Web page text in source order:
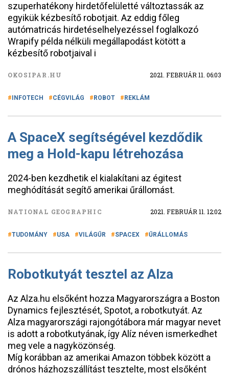
szuperhatékony hirdetőfelületté változtassák az
egyikük kézbesítő robotjait. Az eddig főleg
autómatricás hirdetéselhelyezéssel foglalkozó
Wrapify példa nélküli megállapodást kötött a
kézbesítő robotjaival i
OKOSIPAR.HU 2021. FEBRUÁR 11. 06:03
INFOTECH CÉGVILÁG ROBOT REKLÁM
A SpaceX segítségével kezdődik
meg a Hold-kapu létrehozása
2024-ben kezdhetik el kialakítani az égitest
meghódítását segítő amerikai űrállomást.
NATIONAL GEOGRAPHIC 2021. FEBRUÁR 11. 12:02
TUDOMÁNY USA VILÁGŰR SPACEX ŰRÁLLOMÁS
Robotkutyát tesztel az Alza
Az Alza.hu elsőként hozza Magyarországra a Boston
Dynamics fejlesztését, Spotot, a robotkutyát. Az
Alza magyarországi rajongótábora már magyar nevet
is adott a robotkutyának, így Alíz néven ismerkedhet
meg vele a nagyközönség.
Míg korábban az amerikai Amazon többek között a
drónos házhozszállítást tesztelte, most elsőként